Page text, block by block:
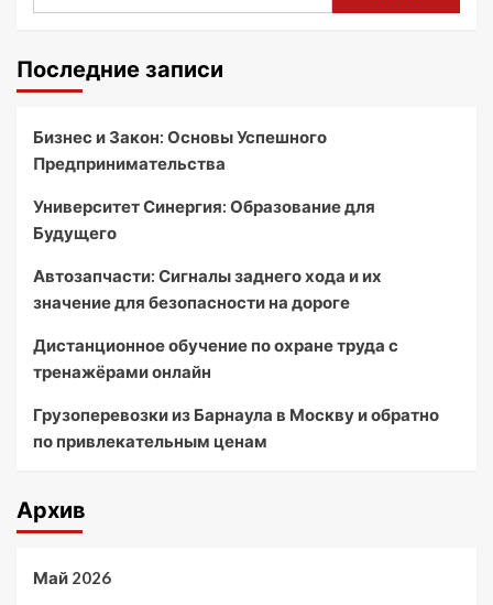
Последние записи
Бизнес и Закон: Основы Успешного
Предпринимательства
Университет Синергия: Образование для
Будущего
Автозапчасти: Сигналы заднего хода и их
значение для безопасности на дороге
Дистанционное обучение по охране труда с
тренажёрами онлайн
Грузоперевозки из Барнаула в Москву и обратно
по привлекательным ценам
Архив
Май 2026